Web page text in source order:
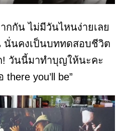
กกัน ไม่มีวันไหนง่ายเลย
นั่นคงเป็นบททดสอบชีวิต
วันนี้มาทำบุญให้นะคะ
you’ll be”